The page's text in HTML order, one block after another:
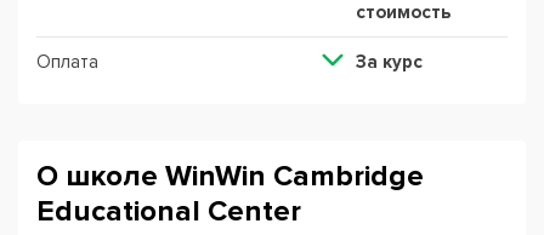
стоимость
Оплата За курс
О школе WinWin Cambridge
Educational Center